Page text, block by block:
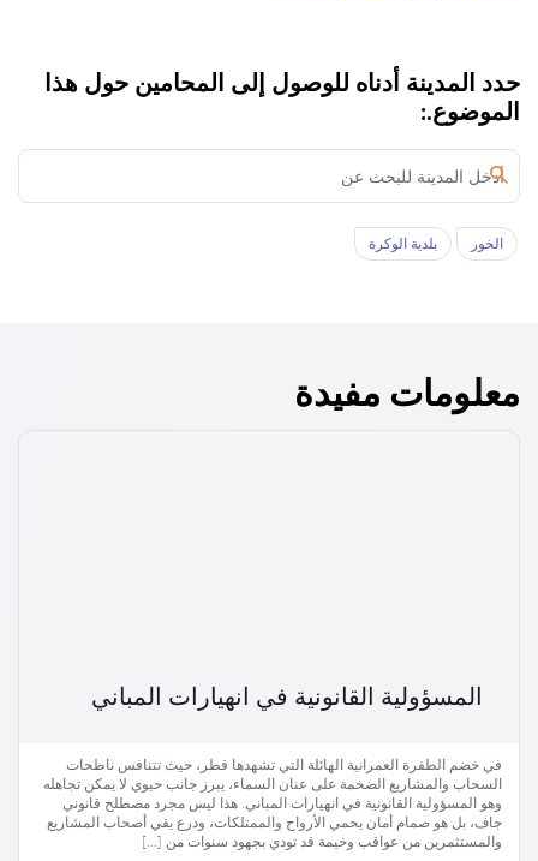
حدد المدينة أدناه للوصول إلى المحامين حول هذا
الموضوع.:
الخور‎ بلدية الوكرة
معلومات مفيدة
المسؤولية القانونية في انهيارات المباني
في خضم الطفرة العمرانية الهائلة التي تشهدها قطر، حيث تتنافس ناطحات
السحاب والمشاريع الضخمة على عنان السماء، يبرز جانب حيوي لا يمكن تجاهله
وهو المسؤولية القانونية في انهيارات المباني. هذا ليس مجرد مصطلح قانوني
جاف، بل هو صمام أمان يحمي الأرواح والممتلكات، ودرع يقي أصحاب المشاريع
والمستثمرين من عواقب وخيمة قد تودي بجهود سنوات من […]